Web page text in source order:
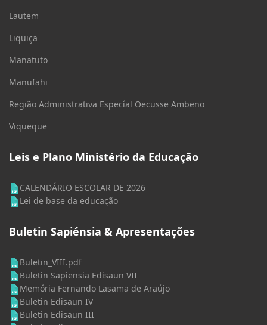
Lautem
Liquiça
Manatuto
Manufahi
Região Administrativa Especíal Oecusse Ambeno
Viqueque
Leis e Plano Ministério da Educação
CALENDÁRIO ESCOLAR DE 2026
Lei de base da educação
Buletin Sapiénsia & Apresentações
Buletin_VIII.pdf
Buletin Sapiensia Edisaun VII
Memória Fernando Lasama de Araújo
Buletin Edisaun IV
Buletin Edisaun III